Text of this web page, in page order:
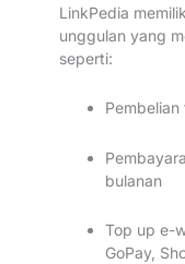
LinkPedia
unggulan yang
seperti:
bulanan
Top up e-
GoPay,